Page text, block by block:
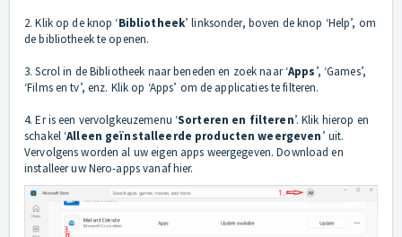
2. Klik op de knop ‘Bibliotheek’ linksonder, boven de knop ‘Help’, om
de bibliotheek te openen.
3. Scrol in de Bibliotheek naar beneden en zoek naar ‘Apps’, ‘Games’,
‘Films en tv’, enz. Klik op ‘Apps’ om de applicaties te filteren.
4. Er is een vervolgkeuzemenu ‘Sorteren en filteren’. Klik hierop en
schakel ‘Alleen geïnstalleerde producten weergeven’ uit.
Vervolgens worden al uw eigen apps weergegeven. Download en
installeer uw Nero-apps vanaf hier.